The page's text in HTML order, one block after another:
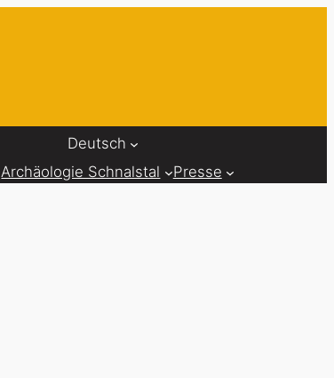
Deutsch
Archäologie Schnalstal Presse